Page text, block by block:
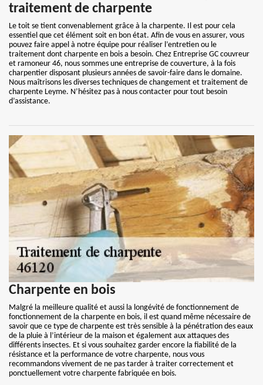
traitement de charpente
Le toit se tient convenablement grâce à la charpente. Il est pour cela
essentiel que cet élément soit en bon état. Afin de vous en assurer, vous
pouvez faire appel à notre équipe pour réaliser l’entretien ou le
traitement dont charpente en bois a besoin. Chez Entreprise GC couvreur
et ramoneur 46, nous sommes une entreprise de couverture, à la fois
charpentier disposant plusieurs années de savoir-faire dans le domaine.
Nous maîtrisons les diverses techniques de changement et traitement de
charpente Leyme. N’hésitez pas à nous contacter pour tout besoin
d’assistance.
Charpente en bois
Malgré la meilleure qualité et aussi la longévité de fonctionnement de
fonctionnement de la charpente en bois, il est quand même nécessaire de
savoir que ce type de charpente est très sensible à la pénétration des eaux
de la pluie à l’intérieur de la maison et également aux attaques des
différents insectes. Et si vous souhaitez garder encore la fiabilité de la
résistance et la performance de votre charpente, nous vous
recommandons vivement de ne pas tarder à traiter correctement et
ponctuellement votre charpente fabriquée en bois.